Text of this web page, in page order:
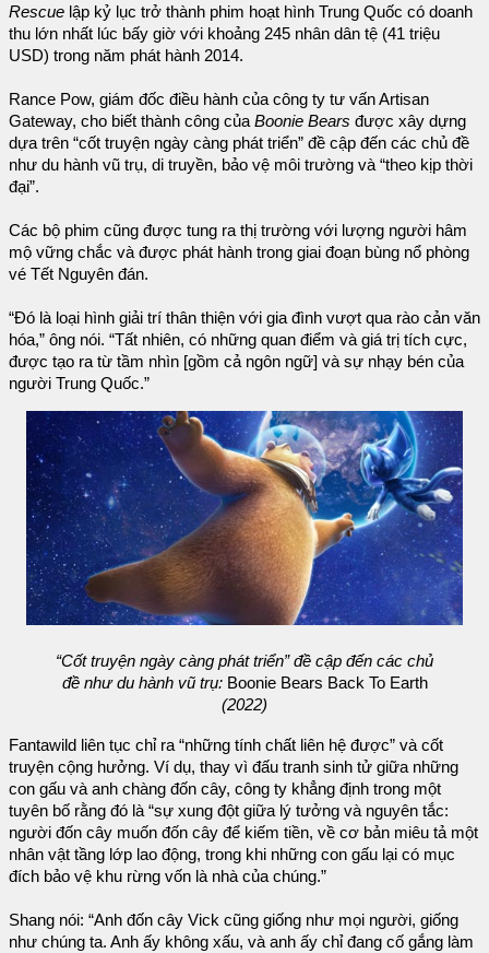
Rescue lập kỷ lục trở thành phim hoạt hình Trung Quốc có doanh
thu lớn nhất lúc bấy giờ với khoảng 245 nhân dân tệ (41 triệu
USD) trong năm phát hành 2014.
Rance Pow, giám đốc điều hành của công ty tư vấn Artisan
Gateway, cho biết thành công của Boonie Bears được xây dựng
dựa trên “cốt truyện ngày càng phát triển” đề cập đến các chủ đề
như du hành vũ trụ, di truyền, bảo vệ môi trường và “theo kịp thời
đại”.
Các bộ phim cũng được tung ra thị trường với lượng người hâm
mộ vững chắc và được phát hành trong giai đoạn bùng nổ phòng
vé Tết Nguyên đán.
“Đó là loại hình giải trí thân thiện với gia đình vượt qua rào cản văn
hóa,” ông nói. “Tất nhiên, có những quan điểm và giá trị tích cực,
được tạo ra từ tầm nhìn [gồm cả ngôn ngữ] và sự nhạy bén của
người Trung Quốc.”
“Cốt truyện ngày càng phát triển” đề cập đến các chủ
đề như du hành vũ trụ:Boonie Bears Back To Earth
(2022)
Fantawild liên tục chỉ ra “những tính chất liên hệ được” và cốt
truyện cộng hưởng. Ví dụ, thay vì đấu tranh sinh tử giữa những
con gấu và anh chàng đốn cây, công ty khẳng định trong một
tuyên bố rằng đó là “sự xung đột giữa lý tưởng và nguyên tắc:
người đốn cây muốn đốn cây để kiếm tiền, về cơ bản miêu tả một
nhân vật tầng lớp lao động, trong khi những con gấu lại có mục
đích bảo vệ khu rừng vốn là nhà của chúng.”
Shang nói: “Anh đốn cây Vick cũng giống như mọi người, giống
như chúng ta. Anh ấy không xấu, và anh ấy chỉ đang cố gắng làm